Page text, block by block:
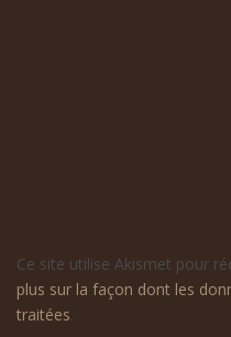
Ce site utilise Akismet pour
plus sur la façon dont les
traitées.